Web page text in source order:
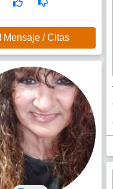
Mensaje / Citas